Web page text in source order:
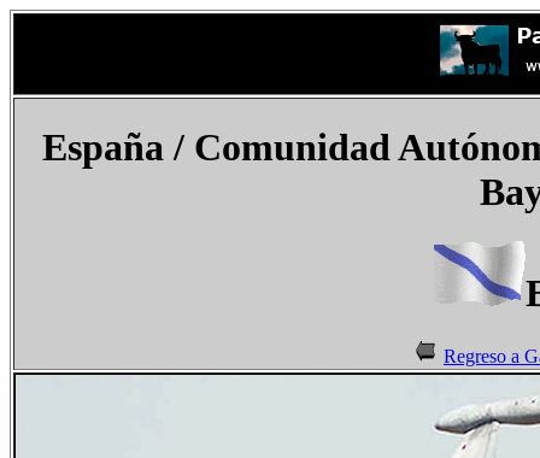
España / Comunidad
Regreso a